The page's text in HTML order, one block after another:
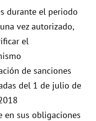
durante el periodo
vez autorizado,
el
de sanciones
del 1 de julio de
en sus obligaciones